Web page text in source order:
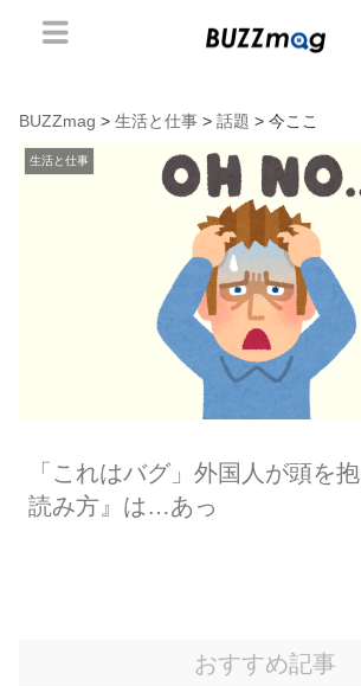
BUZZmag > 生活と仕事 > 話題 > 今ここ
生活と仕事
「これはバグ」外国人が頭を
読み方』は…あっ
おすすめ記事